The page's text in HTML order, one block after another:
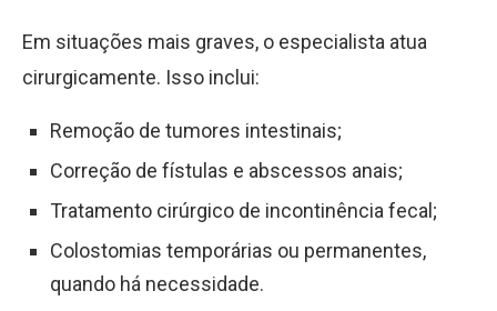
Em situações mais graves, o especialista atua
cirurgicamente. Isso inclui:
Remoção de tumores intestinais;
Correção de fístulas e abscessos anais;
Tratamento cirúrgico de incontinência fecal;
Colostomias temporárias ou permanentes,
quando há necessidade.